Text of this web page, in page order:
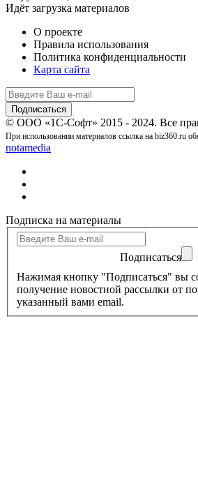
Идёт загрузка материалов
О проекте
Правила использования
Политика конфиденциальности
Карта сайта
© ООО «1С-Софт» 2015 - 2024. Все
При использовании материалов ссылка на biz360.ru
notamedia
Подписка на материалы
Подписаться
Нажимая кнопку "Подписаться" вы
получение новостной рассылки от
указанный вами email.